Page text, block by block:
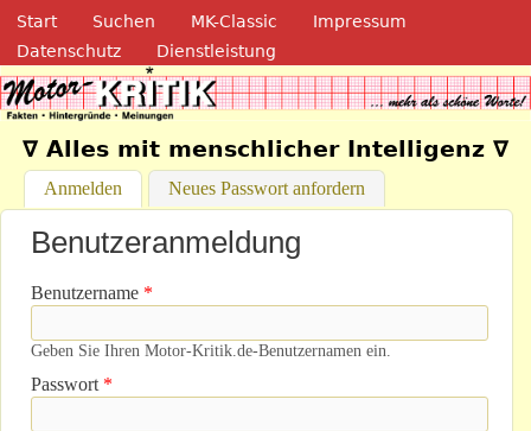
Direkt zum Inhalt
Navigation
Start Suchen MK-Classic
Impressum
Datenschutz
Dienstleistung
Motor-Kritik.de
∇ Alles mit menschlicher Intelligenz ∇
Anmelden (aktiver Reiter)
Neues Passwort anfordern
Benutzeranmeldung
Benutzername *
Geben Sie Ihren Motor-Kritik.de-Benutzernamen ein.
Passwort *